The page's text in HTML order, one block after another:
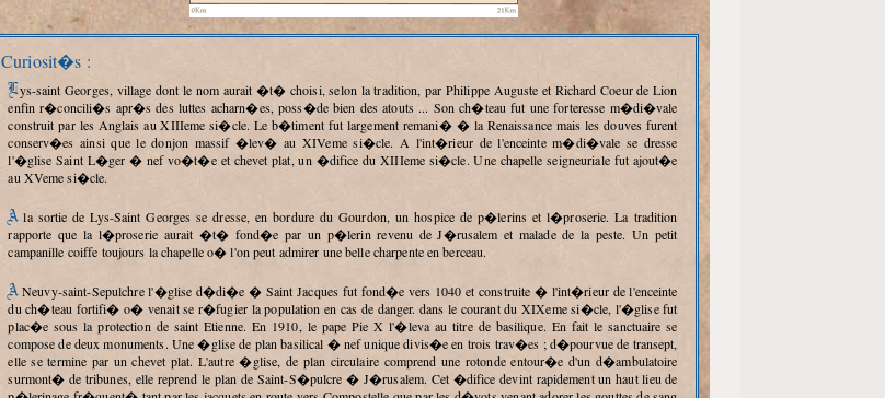
Curiosit�s :
Lys-saint Georges, village dont le nom aurait �t� choisi, selon la tradition, par Philippe Auguste et Richard Coeur de Lion
enfin r�concili�s apr�s des luttes acharn�es, poss�de bien des atouts ... Son ch�teau fut une forteresse m�di�vale
construit par les Anglais au XIIIeme si�cle. Le b�timent fut largement remani� � la Renaissance mais les douves furent
conserv�es ainsi que le donjon massif �lev� au XIVeme si�cle. A l'int�rieur de l'enceinte m�di�vale se dresse
l'�glise Saint L�ger � nef vo�t�e et chevet plat, un �difice du XIIIeme si�cle. Une chapelle seigneuriale fut ajout�e
au XVeme si�cle.
A la sortie de Lys-Saint Georges se dresse, en bordure du Gourdon, un hospice de p�lerins et l�proserie. La tradition
rapporte que la l�proserie aurait �t� fond�e par un p�lerin revenu de J�rusalem et malade de la peste. Un petit
campanille coiffe toujours la chapelle o� l'on peut admirer une belle charpente en berceau.
A Neuvy-saint-Sepulchre l'�glise d�di�e � Saint Jacques fut fond�e vers 1040 et construite � l'int�rieur de l'enceinte
du ch�teau fortifi� o� venait se r�fugier la population en cas de danger. dans le courant du XIXeme si�cle, l'�glise fut
plac�e sous la protection de saint Etienne. En 1910, le pape Pie X l'�leva au titre de basilique. En fait le sanctuaire se
compose de deux monuments. Une �glise de plan basilical � nef unique divis�e en trois trav�es ; d�pourvue de transept,
elle se termine par un chevet plat. L'autre �glise, de plan circulaire comprend une rotonde entour�e d'un d�ambulatoire
surmont� de tribunes, elle reprend le plan de Saint-S�pulcre � J�rusalem. Cet �difice devint rapidement un haut lieu de